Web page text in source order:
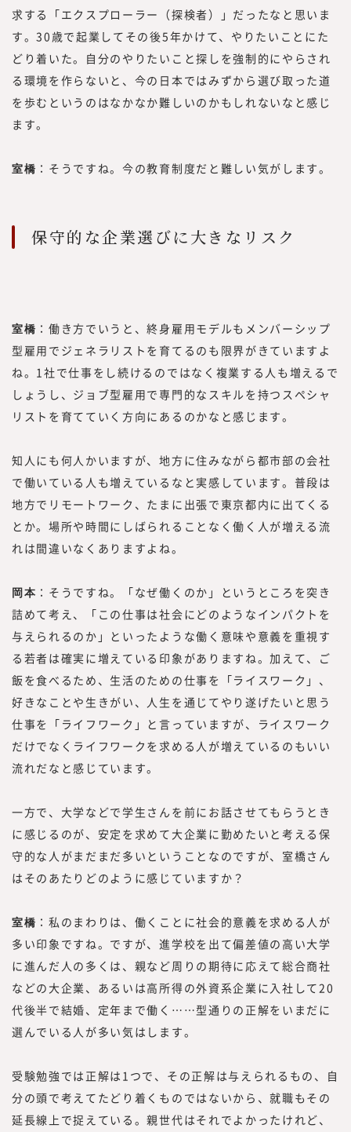
求する「エクスプローラー（探検者）」だったなと思いま
す。30歳で起業してその後5年かけて、やりたいことにた
どり着いた。自分のやりたいこと探しを強制的にやらされ
る環境を作らないと、今の日本ではみずから選び取った道
を歩むというのはなかなか難しいのかもしれないなと感じ
ます。
室橋 ：そうですね。今の教育制度だと難しい気がします。
保守的な企業選びに大きなリスク
室橋 ：働き方でいうと、終身雇用モデルもメンバーシップ
型雇用でジェネラリストを育てるのも限界がきていますよ
ね。1社で仕事をし続けるのではなく複業する人も増えるで
しょうし、ジョブ型雇用で専門的なスキルを持つスペシャ
リストを育てていく方向にあるのかなと感じます。
知人にも何人かいますが、地方に住みながら都市部の会社
で働いている人も増えているなと実感しています。普段は
地方でリモートワーク、たまに出張で東京都内に出てくる
とか。場所や時間にしばられることなく働く人が増える流
れは間違いなくありますよね。
岡本 ：そうですね。「なぜ働くのか」というところを突き
詰めて考え、「この仕事は社会にどのようなインパクトを
与えられるのか」といったような働く意味や意義を重視す
る若者は確実に増えている印象がありますね。加えて、ご
飯を食べるため、生活のための仕事を「ライスワーク」、
好きなことや生きがい、人生を通じてやり遂げたいと思う
仕事を「ライフワーク」と言っていますが、ライスワーク
だけでなくライフワークを求める人が増えているのもいい
流れだなと感じています。
一方で、大学などで学生さんを前にお話させてもらうとき
に感じるのが、安定を求めて大企業に勤めたいと考える保
守的な人がまだまだ多いということなのですが、室橋さん
はそのあたりどのように感じていますか？
室橋 ：私のまわりは、働くことに社会的意義を求める人が
多い印象ですね。ですが、進学校を出て偏差値の高い大学
に進んだ人の多くは、親など周りの期待に応えて総合商社
などの大企業、あるいは高所得の外資系企業に入社して20
代後半で結婚、定年まで働く……型通りの正解をいまだに
選んでいる人が多い気はします。
受験勉強では正解は1つで、その正解は与えられるもの、自
分の頭で考えてたどり着くものではないから、就職もその
延長線上で捉えている。親世代はそれでよかったけれど、